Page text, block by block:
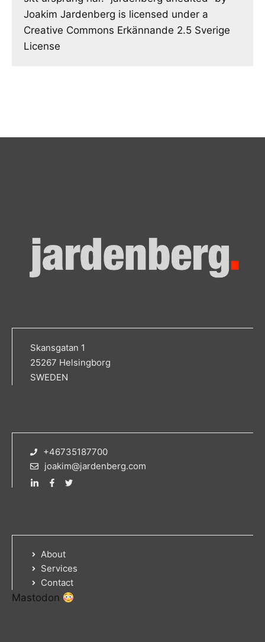
Joakim Jardenberg is licensed under a
Creative Commons Erkännande 2.5 Sverige
License
Skansgatan 1
25267 Helsingborg
SWEDEN
+46735187700
joakim@jardenberg.com
About
Services
Contact
Mastodon